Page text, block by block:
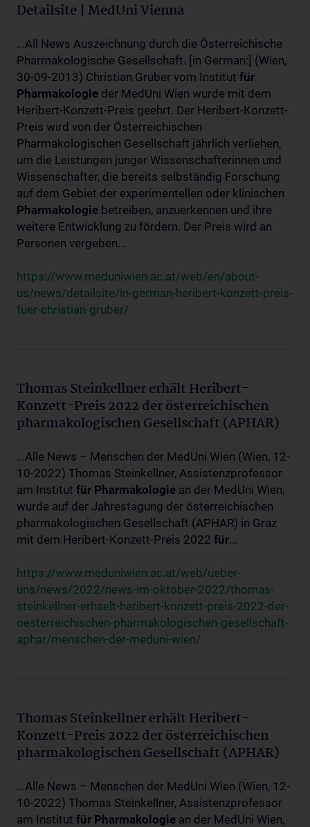
Detailsite | MedUni Vienna
...All News Auszeichnung durch die Österreichische
Pharmakologische Gesellschaft. [in German:] (Wien,
30-09-2013) Christian Gruber vom Institut für
Pharmakologie der MedUni Wien wurde mit dem
Heribert-Konzett-Preis geehrt. Der Heribert-Konzett-
Preis wird von der Österreichischen
Pharmakologischen Gesellschaft jährlich verliehen,
um die Leistungen junger Wissenschafterinnen und
Wissenschafter, die bereits selbständig Forschung
auf dem Gebiet der experimentellen oder klinischen
Pharmakologie betreiben, anzuerkennen und ihre
weitere Entwicklung zu fördern. Der Preis wird an
Personen vergeben...
https://www.meduniwien.ac.at/web/en/about-
us/news/detailsite/in-german-heribert-konzett-preis-
fuer-christian-gruber/
Thomas Steinkellner erhält Heribert-
Konzett-Preis 2022 der österreichischen
pharmakologischen Gesellschaft (APHAR)
...Alle News – Menschen der MedUni Wien (Wien, 12-
10-2022) Thomas Steinkellner, Assistenzprofessor
am Institut für Pharmakologie an der MedUni Wien,
wurde auf der Jahrestagung der österreichischen
pharmakologischen Gesellschaft (APHAR) in Graz
mit dem Heribert-Konzett-Preis 2022 für...
https://www.meduniwien.ac.at/web/ueber-
uns/news/2022/news-im-oktober-2022/thomas-
steinkellner-erhaelt-heribert-konzett-preis-2022-der-
oesterreichischen-pharmakologischen-gesellschaft-
aphar/menschen-der-meduni-wien/
Thomas Steinkellner erhält Heribert-
Konzett-Preis 2022 der österreichischen
pharmakologischen Gesellschaft (APHAR)
...Alle News – Menschen der MedUni Wien (Wien, 12-
10-2022) Thomas Steinkellner, Assistenzprofessor
am Institut für Pharmakologie an der MedUni Wien,